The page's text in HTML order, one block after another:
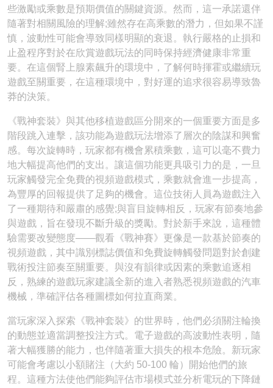
些激勵或乘數是預期價值的關鍵資源。然而，這一承諾還伴
隨著對相關風險的理解;雖然存在高乘數的潛力，但如果不謹
慎，波動性可能會導致同樣明顯的衰退。執行嚴格的止損和
止盈程序對於在欣賞遊戲玩法的同時保持經濟健康非常重
要。在這個腎上腺素飆升的環境中，了解何時揮霍或繼續玩
遊戲至關重要，在這種環境中，對好運的追求很容易導致魯
莽的決策。
《戰神套裝》與其他移植遊戲區分開來的一個重要方面是多
階段跳入連擊，該功能為遊戲玩法增添了層次的陰謀和興奮
感。每次旋轉時，玩家都有機會累積乘數，這可以毫不費力
地大幅提高他們的支出。讓這個功能更具吸引力的是，一旦
玩家觸發完全免費的視頻遊戲模式，乘數就會進一步提高，
為豐厚的回報提供了足夠的機會。這位技術人員為遊戲注入
了一種期待和嚴肅的感覺;與盲目旋轉相反，玩家有節奏地參
與遊戲，旨在發現不斷升級的獎勵。對於新手來說，這種體
驗需要改變態度——觀看《戰神賽》更像是一款基於節奏的
視頻遊戲，其中識別標誌價值和免費旋轉觸發問題對於創建
戰術投注節奏至關重要。與沒有韻律或因素的乘數追逐相
反，熟練的遊戲玩家建議全新的進入者熟悉視頻遊戲的汽車
機械，準確評估各種圖標如何拉直商業。
當玩家深入探索《戰神套裝》的世界時，他們必須關注輪換
的動態並適當調整投注方式。電子遊戲的高波動性表明，隨
著大幅獲勝的能力，也伴隨著重大損失的根本危險。新玩家
可能會考慮以小額賭注（大約 50-100 輪）開始他們的旅
程。這種方法使他們能夠評估市場模式並分析電玩的下降鏈